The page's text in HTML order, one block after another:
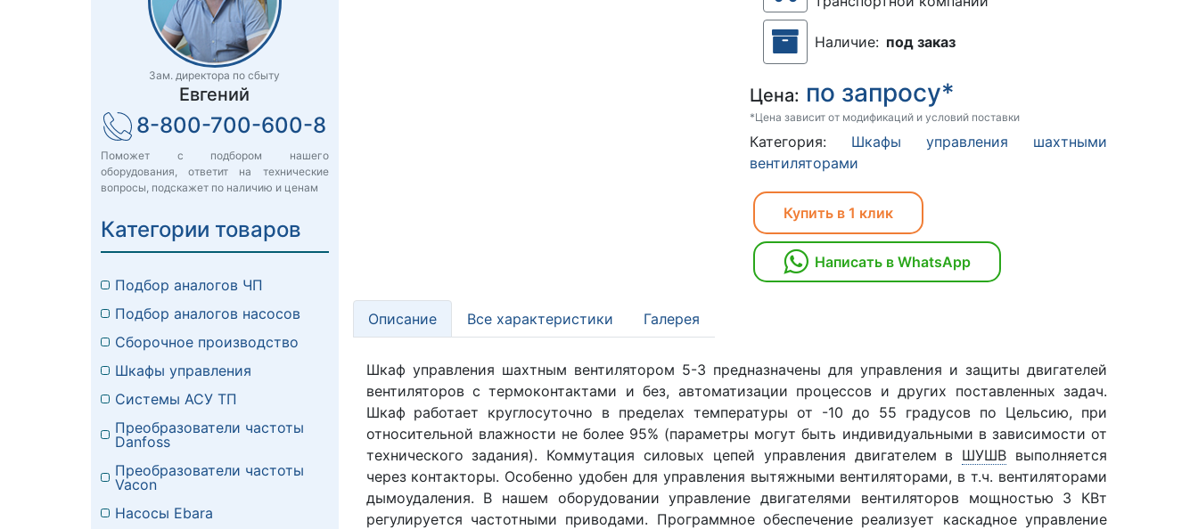
Наличие: под заказ
Цена: по запросу*
*Цена зависит от модификаций и условий поставки
Категория: Шкафы управления шахтными
вентиляторами
Купить в 1 клик
Написать в WhatsApp
Описание Все характеристики Галерея
Шкаф управления шахтным вентилятором 5-3 предназначены для управления и защиты двигателей
вентиляторов с термоконтактами и без, автоматизации процессов и других поставленных задач.
Шкаф работает круглосуточно в пределах температуры от -10 до 55 градусов по Цельсию, при
относительной влажности не более 95% (параметры могут быть индивидуальными в зависимости от
технического задания). Коммутация силовых цепей управления двигателем в ШУШВ выполняется
через контакторы. Особенно удобен для управления вытяжными вентиляторами, в т.ч. вентиляторами
дымоудаления. В нашем оборудовании управление двигателями вентиляторов мощностью 3 КВт
регулируется частотными приводами. Программное обеспечение реализует каскадное управление
Зам. директора по сбыту
Евгений
8-800-700-600-8
Поможет с подбором нашего
оборудования, ответит на технические
вопросы, подскажет по наличию и ценам
Категории товаров
Подбор аналогов ЧП
Подбор аналогов насосов
Сборочное производство
Шкафы управления
Системы АСУ ТП
Преобразователи частоты
Danfoss
Преобразователи частоты
Vacon
Насосы Ebara